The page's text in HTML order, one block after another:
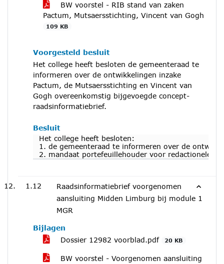
BW voorstel - RIB stand van zaken
Pactum, Mutsaersstichting, Vincent van Gogh
109 KB
Voorgesteld besluit
Het college heeft besloten de gemeenteraad te
informeren over de ontwikkelingen inzake
Pactum, de Mutsaersstichting en Vincent van
Gogh overeenkomstig bijgevoegde concept-
raadsinformatiebrief.
Besluit
Het college heeft besloten:
1. de gemeenteraad te informeren over de
2. mandaat portefeuillehouder voor redactionele
1.12
Raadsinformatiebrief voorgenomen
aansluiting Midden Limburg bij module 1
MGR
Bijlagen
Dossier 12982 voorblad.pdf
20 KB
BW voorstel - Voorgenomen aansluiting